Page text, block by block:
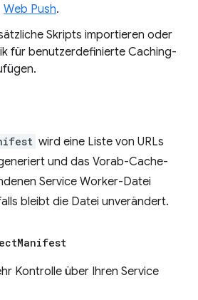
Web Push.
Skripts importieren oder
für benutzerdefinierte Caching-
wird eine Liste von URLs
und das Vorab-Cache-
Service Worker-Datei
bleibt die Datei unverändert.
Manifest
Kontrolle über Ihren Service